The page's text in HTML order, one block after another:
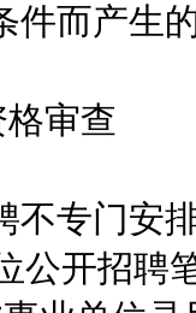
件而产生
审查
专门安排
公开招聘